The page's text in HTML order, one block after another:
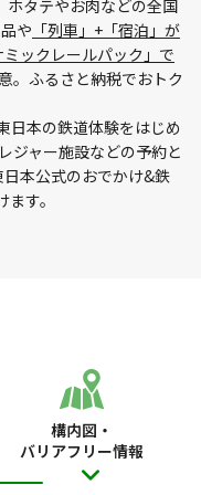
ホタテやお肉などの全国
や 「列車」+「宿泊」が
ックレールパック」で
。ふるさと納税でおトク
日本の鉄道体験をはじめ
ジャー施設などの予約と
本公式のおでかけ&鉄
す。
構内図・
バリアフリー情報